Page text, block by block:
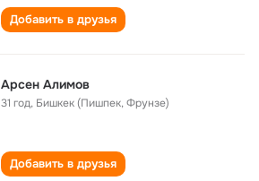
Добавить в друзья
Арсен Алимов
31 год, Бишкек (Пишпек, Фрунзе)
Добавить в друзья